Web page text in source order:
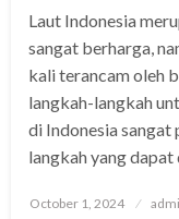
Laut Indonesia
sangat berharga,
kali terancam oleh
langkah-langkah
di Indonesia sangat
langkah yang dapat
Posted
October 1, 2024